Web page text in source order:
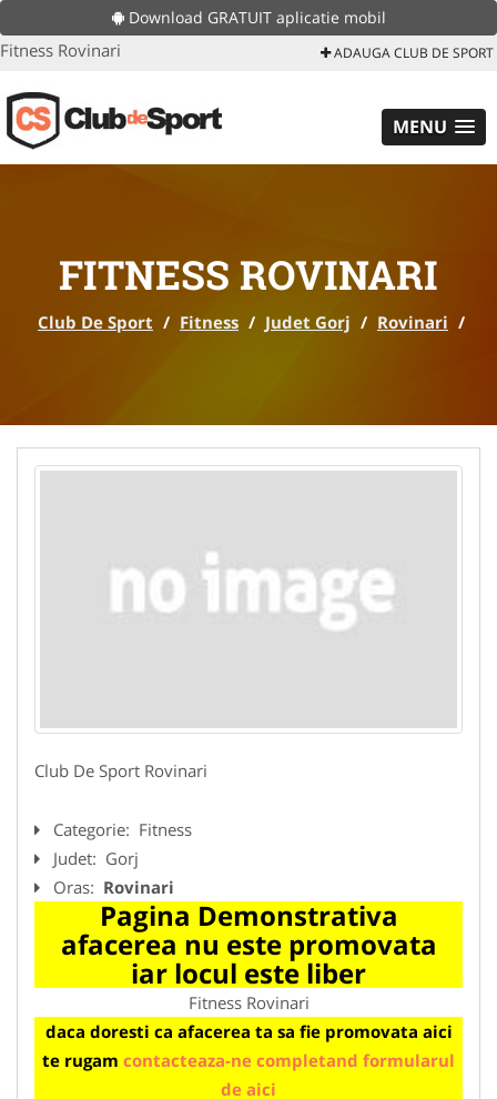
Download GRATUIT aplicatie mobil
Fitness Rovinari ADAUGA CLUB DE SPORT
MENU
FITNESS ROVINARI
Club De Sport / Fitness / Judet Gorj / Rovinari /
Club De Sport Rovinari
Categorie: Fitness
Judet: Gorj
Oras: Rovinari
Pagina Demonstrativa
afacerea nu este promovata
iar locul este liber
Fitness Rovinari
daca doresti ca afacerea ta sa fie promovata aici
te rugam contacteaza-ne completand formularul
de aici